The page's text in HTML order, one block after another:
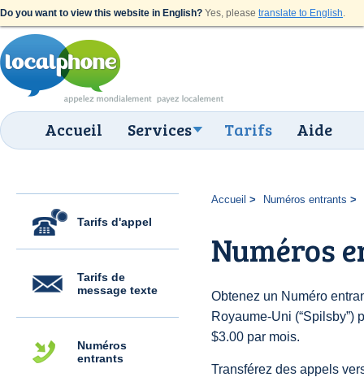
Do you want to view this website in English? Yes, please translate to English.
Accueil Services Tarifs Aide
Tarifs d'appel
Tarifs de
message texte
Numéros
entrants
Accueil Numéros entrants
Numéros
Obtenez un Numéro
Royaume-Uni (“Spilsby”)
$3.00 par mois.
Transférez des appels